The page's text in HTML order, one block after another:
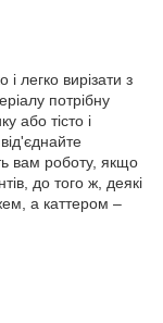
легко вирізати з
потрібну
або тісто і
вам роботу, якщо
до того ж, деякі
а каттером –